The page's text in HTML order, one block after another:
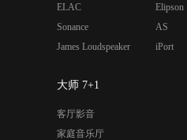
ELAC
Sonance
James Loudspeaker
Elipson
AS
iPort
大师 7+1
客厅影音
家庭音乐厅